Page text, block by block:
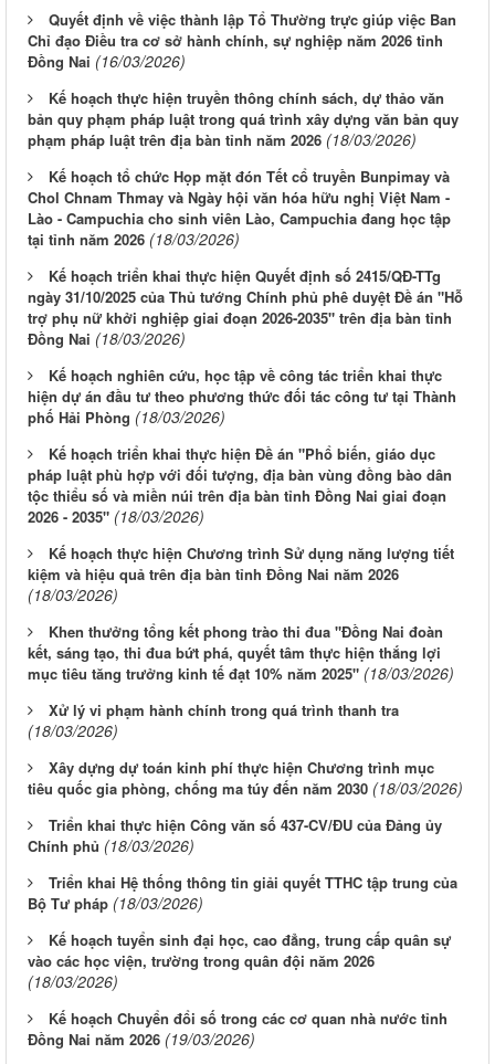
Quyết định về việc thành lập Tổ Thường trực giúp việc Ban
Chỉ đạo Điều tra cơ sở hành chính, sự nghiệp năm 2026 tỉnh
Đồng Nai (16/03/2026)
Kế hoạch thực hiện truyền thông chính sách, dự thảo văn
bản quy phạm pháp luật trong quá trình xây dựng văn bản quy
phạm pháp luật trên địa bàn tỉnh năm 2026 (18/03/2026)
Kế hoạch tổ chức Họp mặt đón Tết cổ truyền Bunpimay và
Chol Chnam Thmay và Ngày hội văn hóa hữu nghị Việt Nam -
Lào - Campuchia cho sinh viên Lào, Campuchia đang học tập
tại tỉnh năm 2026 (18/03/2026)
Kế hoạch triển khai thực hiện Quyết định số 2415/QĐ-TTg
ngày 31/10/2025 của Thủ tướng Chính phủ phê duyệt Đề án "Hỗ
trợ phụ nữ khởi nghiệp giai đoạn 2026-2035" trên địa bàn tỉnh
Đồng Nai (18/03/2026)
Kế hoạch nghiên cứu, học tập về công tác triển khai thực
hiện dự án đầu tư theo phương thức đối tác công tư tại Thành
phố Hải Phòng (18/03/2026)
Kế hoạch triển khai thực hiện Đề án "Phổ biến, giáo dục
pháp luật phù hợp với đối tượng, địa bàn vùng đồng bào dân
tộc thiểu số và miền núi trên địa bàn tỉnh Đồng Nai giai đoạn
2026 - 2035" (18/03/2026)
Kế hoạch thực hiện Chương trình Sử dụng năng lượng tiết
kiệm và hiệu quả trên địa bàn tỉnh Đồng Nai năm 2026
(18/03/2026)
Khen thưởng tổng kết phong trào thi đua "Đồng Nai đoàn
kết, sáng tạo, thi đua bứt phá, quyết tâm thực hiện thắng lợi
mục tiêu tăng trưởng kinh tế đạt 10% năm 2025" (18/03/2026)
Xử lý vi phạm hành chính trong quá trình thanh tra
(18/03/2026)
Xây dựng dự toán kinh phí thực hiện Chương trình mục
tiêu quốc gia phòng, chống ma túy đến năm 2030 (18/03/2026)
Triển khai thực hiện Công văn số 437-CV/ĐU của Đảng ủy
Chính phủ (18/03/2026)
Triển khai Hệ thống thông tin giải quyết TTHC tập trung của
Bộ Tư pháp (18/03/2026)
Kế hoạch tuyển sinh đại học, cao đẳng, trung cấp quân sự
vào các học viện, trường trong quân đội năm 2026
(18/03/2026)
Kế hoạch Chuyển đổi số trong các cơ quan nhà nước tỉnh
Đồng Nai năm 2026 (19/03/2026)